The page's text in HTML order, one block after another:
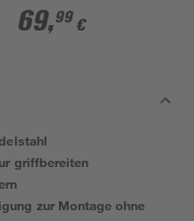
x 33 cm
69,99 €
griffbereiten
zur Montage ohne